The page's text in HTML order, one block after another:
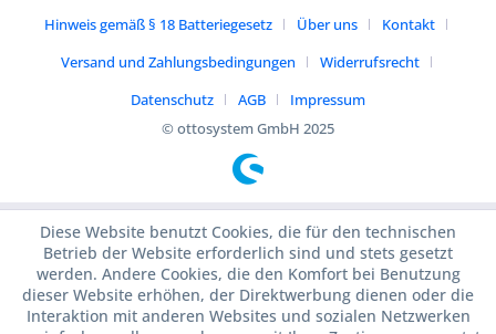
Hinweis gemäß § 18 Batteriegesetz
Über uns
Kontakt
Versand und Zahlungsbedingungen
Widerrufsrecht
Datenschutz
AGB
Impressum
© ottosystem GmbH 2025
Diese Website benutzt Cookies, die für den technischen
Betrieb der Website erforderlich sind und stets gesetzt
werden. Andere Cookies, die den Komfort bei Benutzung
dieser Website erhöhen, der Direktwerbung dienen oder die
Interaktion mit anderen Websites und sozialen Netzwerken